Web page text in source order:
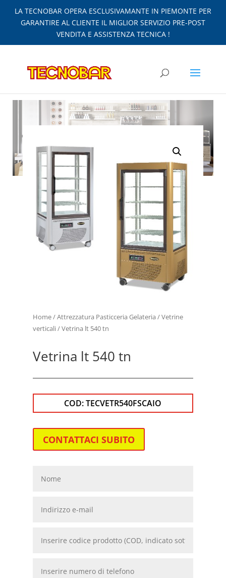
LA TECNOBAR OPERA ESCLUSIVAMANTE IN PIEMONTE PER
GARANTIRE AL CLIENTE IL MIGLIOR SERVIZIO PRE-POST
VENDITA E ASSISTENZA TECNICA !
Home/Attrezzatura Pasticceria Gelateria /Vetrine
verticali/ Vetrina lt 540 tn
Vetrina lt 540 tn
COD:TECVETR540FSCAIO
CONTATTACI SUBITO